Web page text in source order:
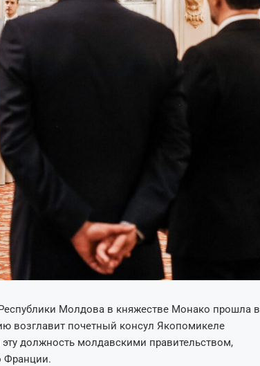
Молдова в княжестве Монако прошла в
возглавит почетный консул Якопомикеле
должность молдавскими правительством,
Франции.